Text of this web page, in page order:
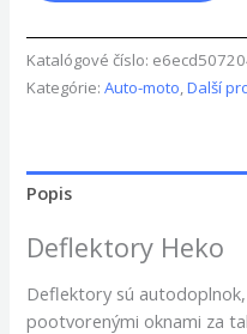
Katalógové číslo:
Kategórie:Auto-moto,Další
Popis
Deflektory Heko
Deflektory sú
pootvorenými oknami za